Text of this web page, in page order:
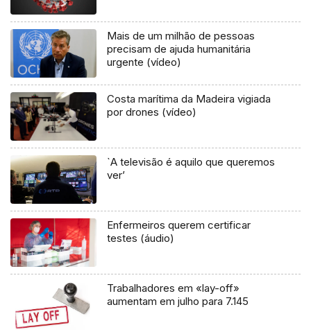
Mais de um milhão de pessoas
precisam de ajuda humanitária
urgente (vídeo)
Costa marítima da Madeira vigiada
por drones (vídeo)
`A televisão é aquilo que queremos
ver’
Enfermeiros querem certificar
testes (áudio)
Trabalhadores em «lay-off»
aumentam em julho para 7.145